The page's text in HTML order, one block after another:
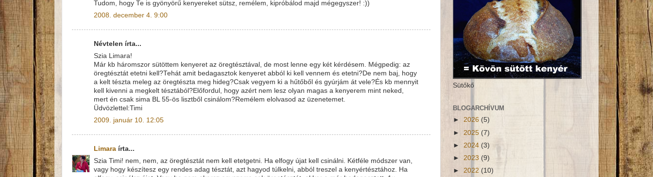
Tudom, hogy Te is gyönyörű kenyereket sütsz, remélem, kipróbálod majd mégegyszer! :))
2008. december 4. 9:00
Névtelen írta...
Szia Limara!
Már kb háromszor sütöttem kenyeret az öregtésztával, de most lenne egy két kérdésem. Mégpedig: az
öregtésztát etetni kell?Tehát amit bedagasztok kenyeret abból ki kell vennem és etetni?De nem baj, hogy
a kelt tészta meleg az öregtészta meg hideg?Csak vegyem ki a hűtőből és gyúrjám át vele?És kb mennyit
kell kivenni a megkelt tésztából?Előfordul, hogy azért nem lesz olyan magas a kenyerem mint neked,
mert én csak sima BL 55-ös lisztből csinálom?Remélem elolvasod az üzenetemet.
Üdvözlettel:Timi
2009. január 10. 12:05
Limara írta...
Szia Timi! nem, nem, az öregtésztát nem kell etetgetni. Ha elfogy újat kell csinálni. Kétféle módszer van,
vagy hogy készítesz egy rendes adag tésztát, azt hagyod túlkelni, abból treszel a kenyértésztához. Ha
Sütőkő
BLOGARCHÍVUM
► 2026 (5)
► 2025 (7)
► 2024 (3)
► 2023 (9)
► 2022 (10)